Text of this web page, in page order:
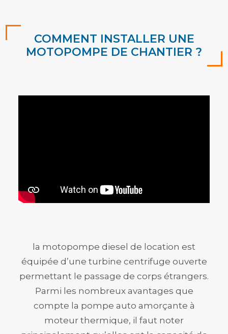
COMMENT INSTALLER UNE
MOTOPOMPE DE CHANTIER ?
la motopompe diesel de location est
équipée d’une turbine centrifuge ouverte
permettant le passage de corps étrangers.
Parmi les nombreux avantages que
compte la pompe auto amorçante à
moteur thermique, il faut noter